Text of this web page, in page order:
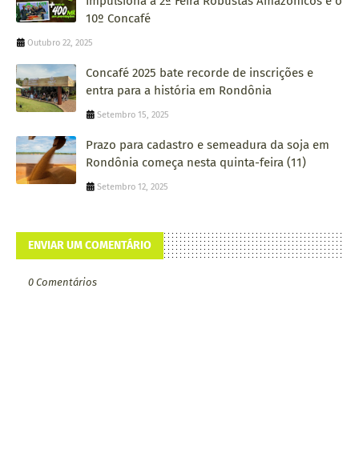
10º Concafé
Outubro 22, 2025
Concafé 2025 bate recorde de inscrições e
entra para a história em Rondônia
Setembro 15, 2025
Prazo para cadastro e semeadura da soja em
Rondônia começa nesta quinta-feira (11)
Setembro 12, 2025
ENVIAR UM COMENTÁRIO
0 Comentários